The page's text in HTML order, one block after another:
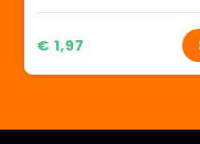
€ 1,97